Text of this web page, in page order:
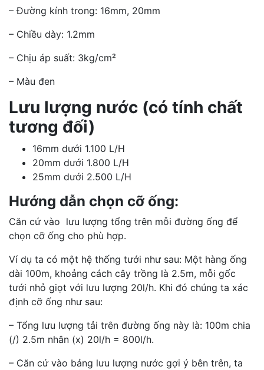
– Đường kính trong: 16mm, 20mm
– Chiều dày: 1.2mm
– Chịu áp suất: 3kg/cm²
– Màu đen
Lưu lượng nước (có tính chất
tương đối)
16mm dưới 1.100 L/H
20mm dưới 1.800 L/H
25mm dưới 2.500 L/H
Hướng dẫn chọn cỡ ống:
Căn cứ vào lưu lượng tổng trên mỗi đường ống để
chọn cỡ ống cho phù hợp.
Ví dụ ta có một hệ thống tưới như sau: Một hàng ống
dài 100m, khoảng cách cây trồng là 2.5m, mỗi gốc
tưới nhỏ giọt với lưu lượng 20l/h. Khi đó chúng ta xác
định cỡ ống như sau:
– Tổng lưu lượng tải trên đường ống này là: 100m chia
(/) 2.5m nhân (x) 20l/h = 800l/h.
– Căn cứ vào bảng lưu lượng nước gợi ý bên trên, ta